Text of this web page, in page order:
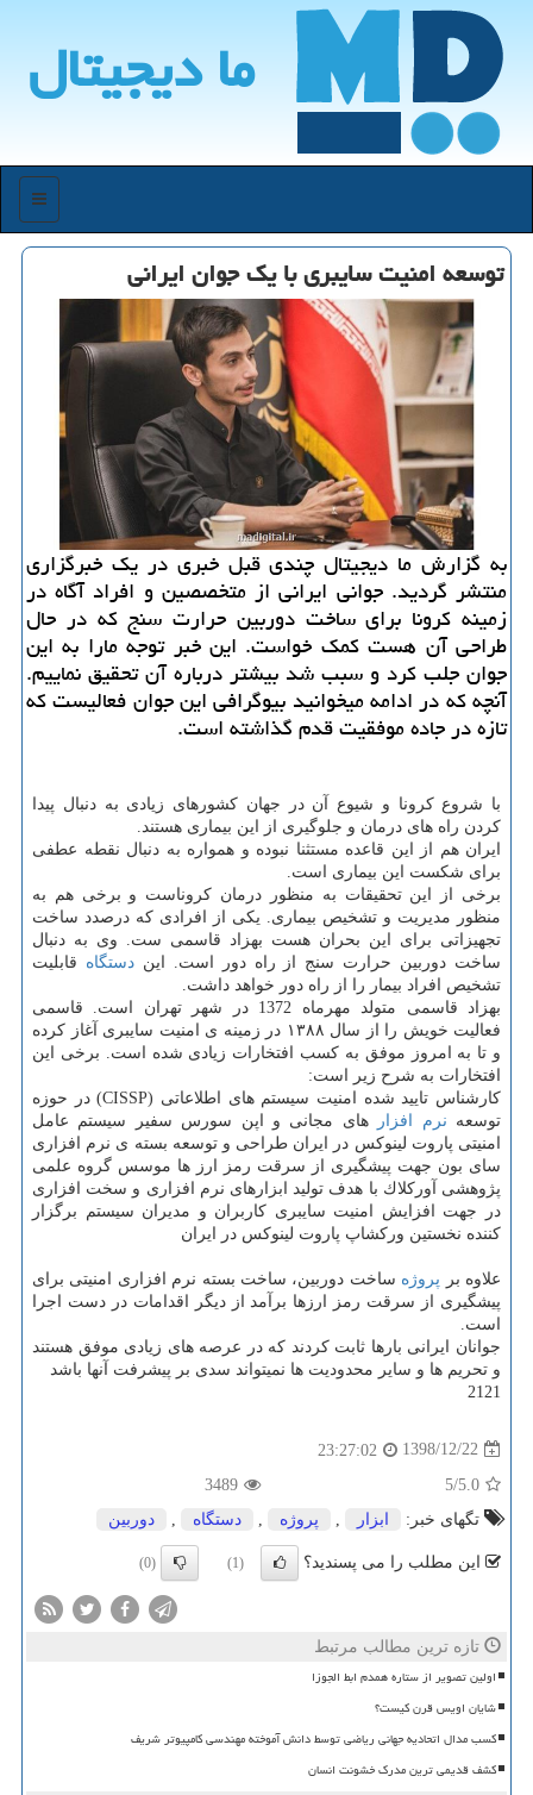
ما دیجیتال
منو
توسعه امنیت سایبری با یك جوان ایرانی
به گزارش ما دیجیتال چندی قبل خبری در یك خبرگزاری
منتشر گردید. جوانی ایرانی از متخصصین و افراد آگاه در
زمینه كرونا برای ساخت دوربین حرارت سنج كه در حال
طراحی آن هست كمك خواست. این خبر توجه مارا به این
جوان جلب كرد و سبب شد بیشتر درباره آن تحقیق نماییم.
آنچه كه در ادامه میخوانید بیوگرافی این جوان فعالیست كه
تازه در جاده موفقیت قدم گذاشته است.
با شروع كرونا و شیوع آن در جهان كشورهای زیادی به دنبال پیدا
كردن راه های درمان و جلوگیری از این بیماری هستند.
ایران هم از این قاعده مستثنا نبوده و همواره به دنبال نقطه عطفی
برای شكست این بیماری است.
برخی از این تحقیقات به منظور درمان كروناست و برخی هم به
منظور مدیریت و تشخیص بیماری. یكی از افرادی كه درصدد ساخت
تجهیزاتی برای این بحران هست بهزاد قاسمی ست. وی به دنبال
ساخت دوربین حرارت سنج از راه دور است. ایندستگاه قابلیت
تشخیص افراد بیمار را از راه دور خواهد داشت.
بهزاد قاسمی متولد مهرماه 1372 در شهر تهران است. قاسمی
فعالیت خویش را از سال ۱۳۸۸ در زمینه ی امنیت سایبری آغاز كرده
و تا به امروز موفق به كسب افتخارات زیادی شده است. برخی این
افتخارات به شرح زیر است:
كارشناس تایید شده امنیت سیستم های اطلاعاتی (CISSP) در حوزه
توسعه نرم افزار
های مجانی و اپن سورس سفیر سیستم عامل
امنیتی پاروت لینوكس در ایران طراحی و توسعه بسته ی نرم افزاری
سای بون جهت پیشگیری از سرقت رمز ارز ها موسس گروه علمی
پژوهشی آوركلاك با هدف تولید ابزارهای نرم افزاری و سخت افزاری
در جهت افزایش امنیت سایبری كاربران و مدیران سیستم برگزار
كننده نخستین وركشاپ پاروت لینوكس در ایران
علاوه بر پروژه ساخت دوربین، ساخت بسته نرم افزاری امنیتی برای
پیشگیری از سرقت رمز ارزها برآمد از دیگر اقدامات در دست اجرا
است.
جوانان ایرانی بارها ثابت كردند كه در عرصه های زیادی موفق هستند
و تحریم ها و سایر محدودیت ها نمیتواند سدی بر پیشرفت آنها باشد
2121
1398/12/22
23:27:02
5.0
/5
3489
تگهای خبر:
ابزار پروژه دستگاه دوربین
این مطلب را می پسندید؟ (1)
(0)
تازه ترین مطالب مرتبط
اولین تصویر از ستاره همدم ابط الجوزا
شایان اویس قرن کیست؟
کسب مدال اتحادیه جهانی ریاضی توسط دانش آموخته مهندسی کامپیوتر شریف
کشف قدیمی ترین مدرک خشونت انسان